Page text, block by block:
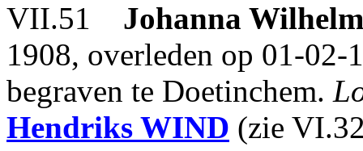
VII.51 Johanna
1908, overleden op 01-
begraven te Doetinchem.
Hendriks WIND (zie